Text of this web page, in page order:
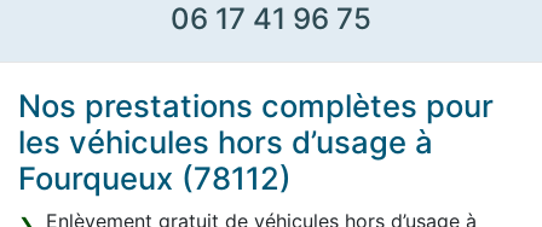
06 17 41 96 75
Nos prestations complètes pour
les véhicules hors d’usage à
Fourqueux (78112)
Enlèvement gratuit de véhicules hors d’usage à